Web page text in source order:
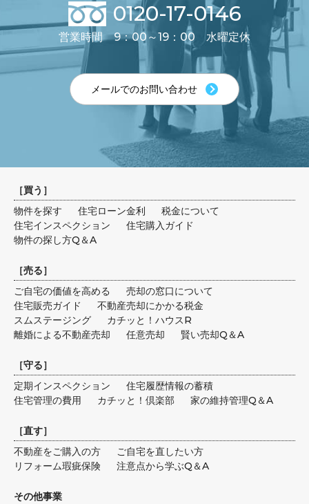
0120-17-0146
営業時間 9：00～19：00 水曜定休
メールでのお問い合わせ
［買う ］
物件を探す
住宅ローン金利
税金について
住宅インスペクション
住宅購入ガイド
物件の探し方Q＆A
［売る］
ご自宅の価値を高める
売却の窓口について
住宅販売ガイド
不動産売却にかかる税金
スムステージング
カチッと！ハウスR
離婚による不動産売却
任意売却 賢い売却Q＆A
［守る］
定期インスペクション
住宅履歴情報の蓄積
住宅管理の費用
カチッと！倶楽部 家の維持管理Q＆A
［直す］
不動産をご購入の方
ご自宅を直したい方
リフォーム瑕疵保険
注意点から学ぶQ＆A
その他事業